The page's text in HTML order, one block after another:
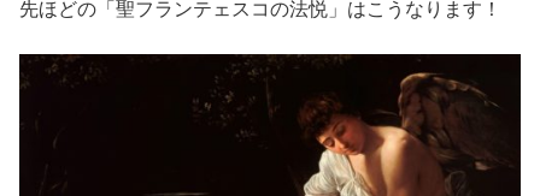
先ほどの「聖フランテェスコの法悦」はこうなります！